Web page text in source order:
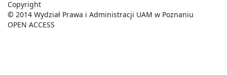
Copyright
© 2014 Wydział Prawa i Administracji UAM w Poznaniu
OPEN ACCESS